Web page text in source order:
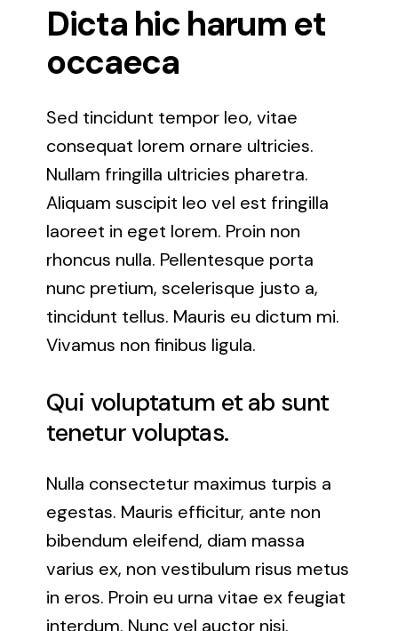
Dicta hic harum et
occaeca
Sed tincidunt tempor leo, vitae
consequat lorem ornare ultricies.
Nullam fringilla ultricies pharetra.
Aliquam suscipit leo vel est fringilla
laoreet in eget lorem. Proin non
rhoncus nulla. Pellentesque porta
nunc pretium, scelerisque justo a,
tincidunt tellus. Mauris eu dictum mi.
Vivamus non finibus ligula.
Qui voluptatum et ab sunt
tenetur voluptas.
Nulla consectetur maximus turpis a
egestas. Mauris efficitur, ante non
bibendum eleifend, diam massa
varius ex, non vestibulum risus metus
in eros. Proin eu urna vitae ex feugiat
interdum. Nunc vel auctor nisi.